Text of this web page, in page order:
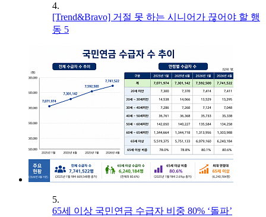
4.
[Trend&Bravo] 거절 못 하는 시니어가 끊어야 할 행
동 5
5.
65세 이상 국민연금 수급자 비중 80% ‘돌파’